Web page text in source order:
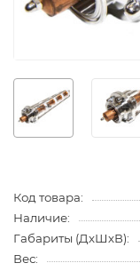
Код товара:
Наличие:
Габариты (ДхШхВ):
Вес: